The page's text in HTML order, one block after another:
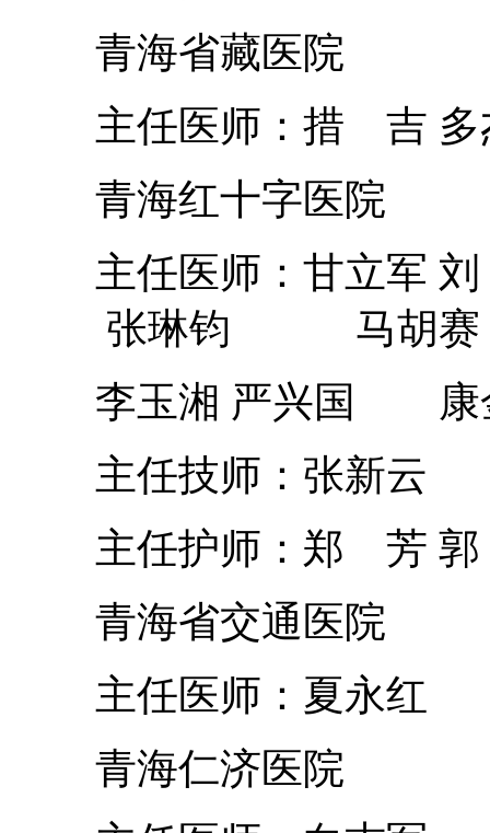
青海省藏医院
主任医师：措 吉 多
青海红十字医院
主任医师：甘立军
张琳钧 马胡赛
李玉湘 严兴国
主任技师：张新云
主任护师：郑 芳 郭
青海省交通医院
主任医师：夏永红
青海仁济医院